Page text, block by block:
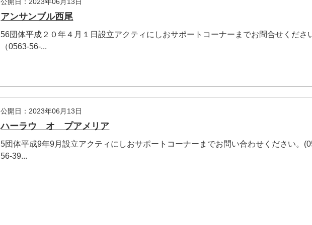
公開日：2023年06月13日
アンサンブル西尾
56団体平成２０年４月１日設立アクティにしおサポートコーナーまでお問合せくださ
（0563-56-...
公開日：2023年06月13日
ハーラウ オ プアメリア
5団体平成9年9月設立アクティにしおサポートコーナーまでお問い合わせください。
56-39...